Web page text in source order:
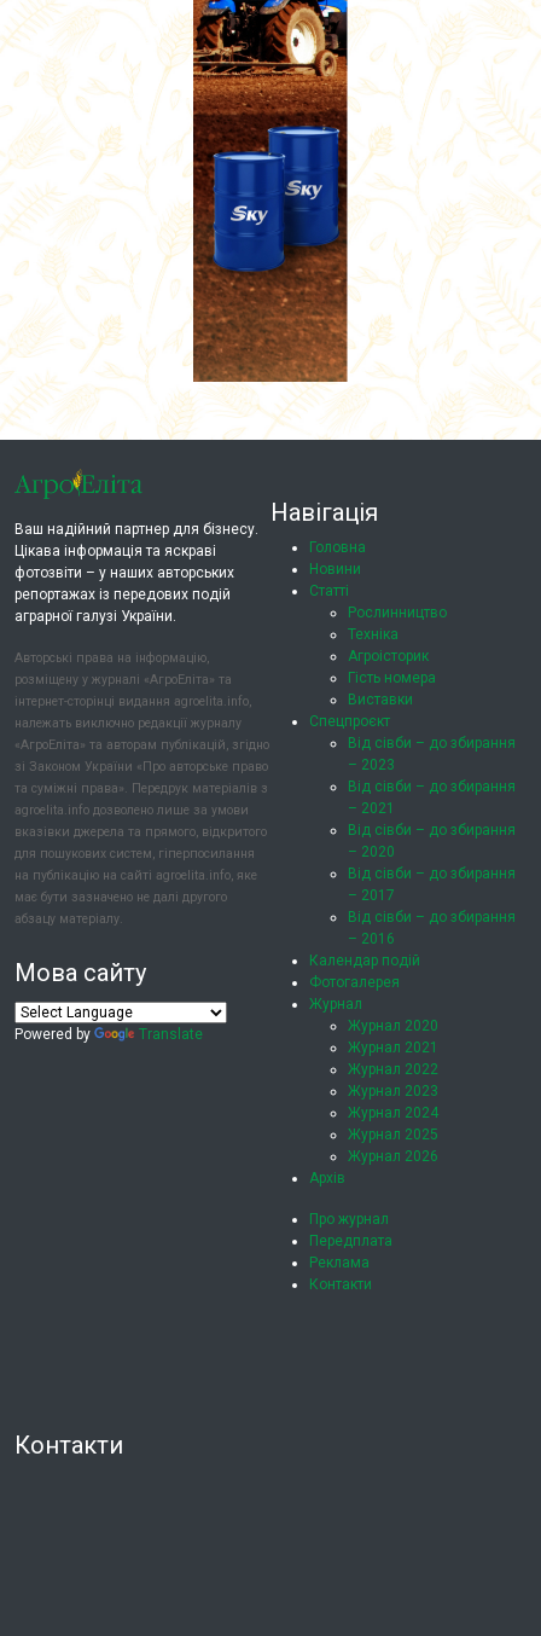
Ваш надійний партнер для бізнесу.
Цікава інформація та яскраві
фотозвіти – у наших авторських
репортажах із передових подій
аграрної галузі України.
Авторські права на інформацію,
розміщену у журналі «АгроЕліта» та
інтернет-сторінці видання agroelita.info,
належать виключно редакції журналу
«АгроЕліта» та авторам публікацій, згідно
зі Законом України «Про авторське право
та суміжні права». Передрук матеріалів з
agroelita.info дозволено лише за умови
вказівки джерела та прямого, відкритого
для пошукових систем, гіперпосилання
на публікацію на сайті agroelita.info, яке
має бути зазначено не далі другого
абзацу матеріалу.
Мова сайту
Powered by Translate
Навігація
Головна
Новини
Статті
Рослинництво
Техніка
Агроісторик
Гість номера
Виставки
Спецпроєкт
Від сівби – до збирання
– 2023
Від сівби – до збирання
– 2021
Від сівби – до збирання
– 2020
Від сівби – до збирання
– 2017
Від сівби – до збирання
– 2016
Календар подій
Фотогалерея
Журнал
Журнал 2020
Журнал 2021
Журнал 2022
Журнал 2023
Журнал 2024
Журнал 2025
Журнал 2026
Архів
Про журнал
Передплата
Реклама
Контакти
Контакти